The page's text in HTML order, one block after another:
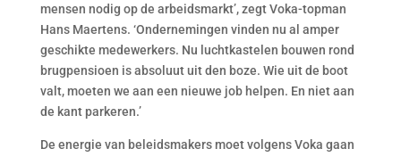
mensen nodig op de arbeidsmarkt’, zegt Voka-topman
Hans Maertens. ‘Ondernemingen vinden nu al amper
geschikte medewerkers. Nu luchtkastelen bouwen rond
brugpensioen is absoluut uit den boze. Wie uit de boot
valt, moeten we aan een nieuwe job helpen. En niet aan
de kant parkeren.’
De energie van beleidsmakers moet volgens Voka gaan